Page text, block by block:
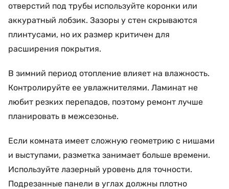
отверстий под трубы используйте коронки или
аккуратный лобзик. Зазоры у стен скрываются
плинтусами, но их размер критичен для
расширения покрытия.
В зимний период отопление влияет на влажность.
Контролируйте ее увлажнителями. Ламинат не
любит резких перепадов, поэтому ремонт лучше
планировать в межсезонье.
Если комната имеет сложную геометрию с нишами
и выступами, разметка занимает больше времени.
Используйте лазерный уровень для точности.
Подрезанные панели в углах должны плотно